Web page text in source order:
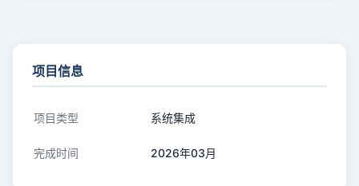
项目信息
项目类型 系统集成
完成时间 2026年03月